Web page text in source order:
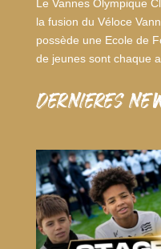
Le Vannes Olympique
la fusion du Véloce
possède une Ecole de
de jeunes sont chaque
dernieres